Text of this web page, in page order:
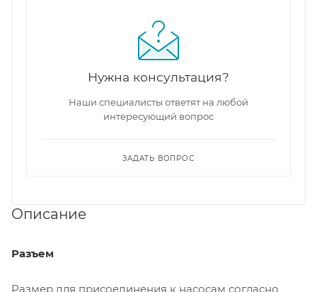
Нужна консультация?
Наши специалисты ответят на любой
интересующий вопрос
ЗАДАТЬ ВОПРОС
Описание
Разъем
Размер для присоединения к насосам согласно